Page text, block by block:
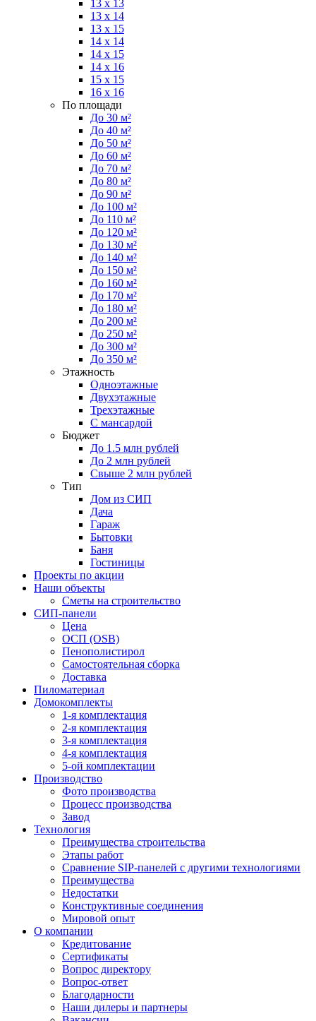
13 x 13
13 x 14
13 x 15
14 x 14
14 x 15
14 x 16
15 x 15
16 x 16
По площади
До 30 м²
До 40 м²
До 50 м²
До 60 м²
До 70 м²
До 80 м²
До 90 м²
До 100 м²
До 110 м²
До 120 м²
До 130 м²
До 140 м²
До 150 м²
До 160 м²
До 170 м²
До 180 м²
До 200 м²
До 250 м²
До 300 м²
До 350 м²
Этажность
Одноэтажные
Двухэтажные
Трехэтажные
С мансардой
Бюджет
До 1.5 млн рублей
До 2 млн рублей
Свыше 2 млн рублей
Тип
Дом из СИП
Дача
Гараж
Бытовки
Баня
Гостиницы
Проекты по акции
Наши объекты
Сметы на строительство
СИП-панели
Цена
ОСП (OSB)
Пенополистирол
Самостоятельная сборка
Доставка
Пиломатериал
Домокомплекты
1-я комплектация
2-я комплектация
3-я комплектация
4-я комплектация
5-ой комплектации
Производство
Фото производства
Процесс производства
Завод
Технология
Преимущества строительства
Этапы работ
Сравнение SIP-панелей с другими технологиями
Преимущества
Недостатки
Конструктивные соединения
Мировой опыт
О компании
Кредитование
Сертификаты
Вопрос директору
Вопрос-ответ
Благодарности
Наши дилеры и партнеры